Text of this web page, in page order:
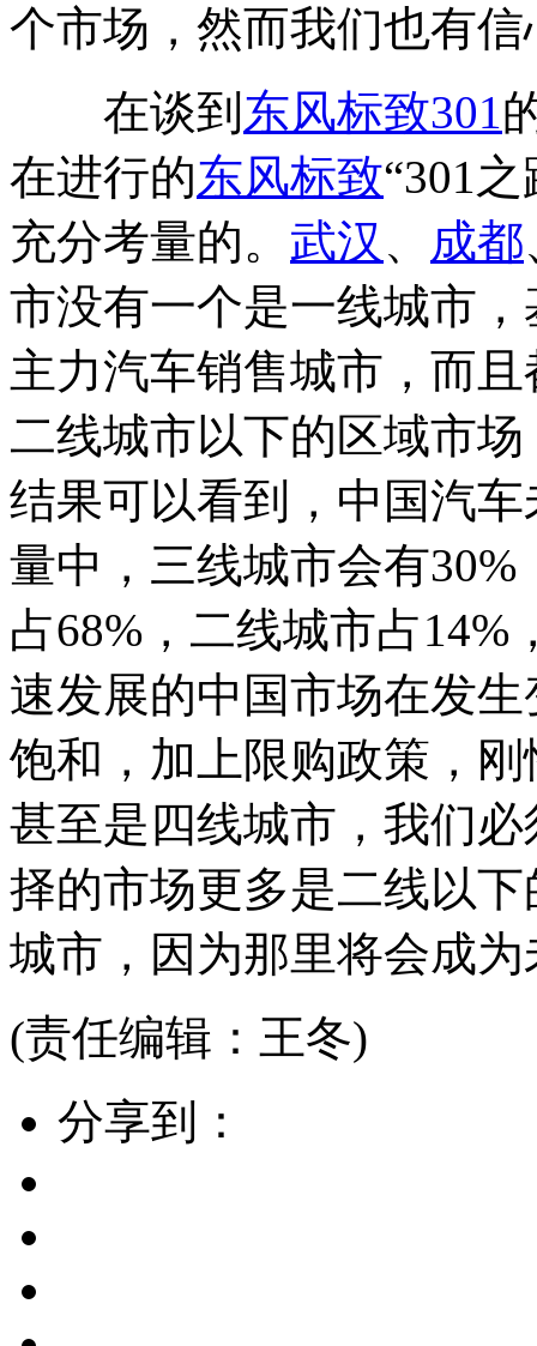
个市场，然而我们也有
在谈到 东风标致301
在进行的东风标致“301
充分考量的。 武汉 、 成都
市没有一个是一线城市
主力汽车销售城市，而
二线城市以下的区域市
结果可以看到，中国汽
量中，三线城市会有
占68%，二线城市占
速发展的中国市场在发
饱和，加上限购政策，
甚至是四线城市，我们
择的市场更多是二线以
城市，因为那里将会成
(责任编辑：王冬)
分享到：